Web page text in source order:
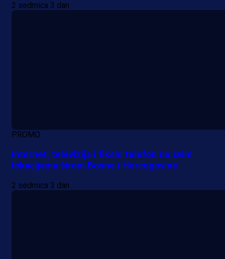
2 sedmica 3 dan
PROMO
Internet, televizija i fiksni telefon na svim
lokacijama širom Bosne i Hercegovine
2 sedmica 3 dan